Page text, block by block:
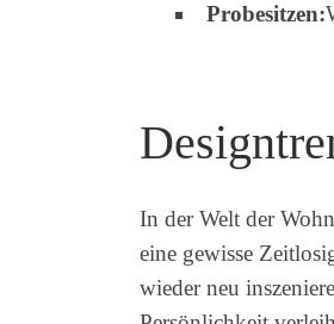
Probesitzen:
In der Welt der
eine gewisse
wieder neu